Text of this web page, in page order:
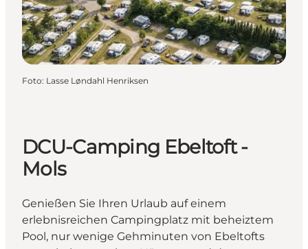
Foto: Lasse Løndahl Henriksen
DCU-Camping Ebeltoft -
Mols
Genießen Sie Ihren Urlaub auf einem
erlebnisreichen Campingplatz mit beheiztem
Pool, nur wenige Gehminuten von Ebeltofts